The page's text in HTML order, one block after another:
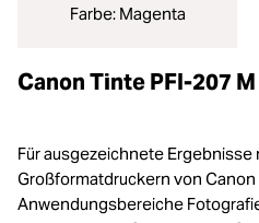
Farbe: Magenta
Canon Tinte PFI-207
Für ausgezeichnete Ergebnisse
Großformatdruckern von Canon
Anwendungsbereiche